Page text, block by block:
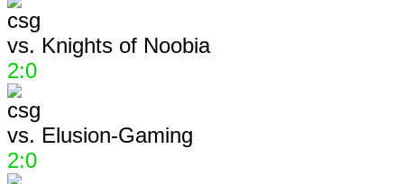
vs. Knights of Noobia
2:0
vs. Elusion-Gaming
2:0